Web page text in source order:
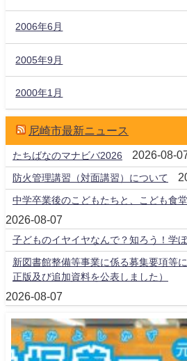
2006年6月
2005年9月
2000年1月
尼崎市最新ニュース
たちばなのマナビバ2026 2026-08-
防火管理講習（対面講習）について
中学卒業後のこどもたちと、こども食
2026-08-07
子どものイヤイヤなんで？知ろう！学ぼ
新図書館整備等事業に係る募集要項等
正版及び追加資料を公表しました）
2026-08-07